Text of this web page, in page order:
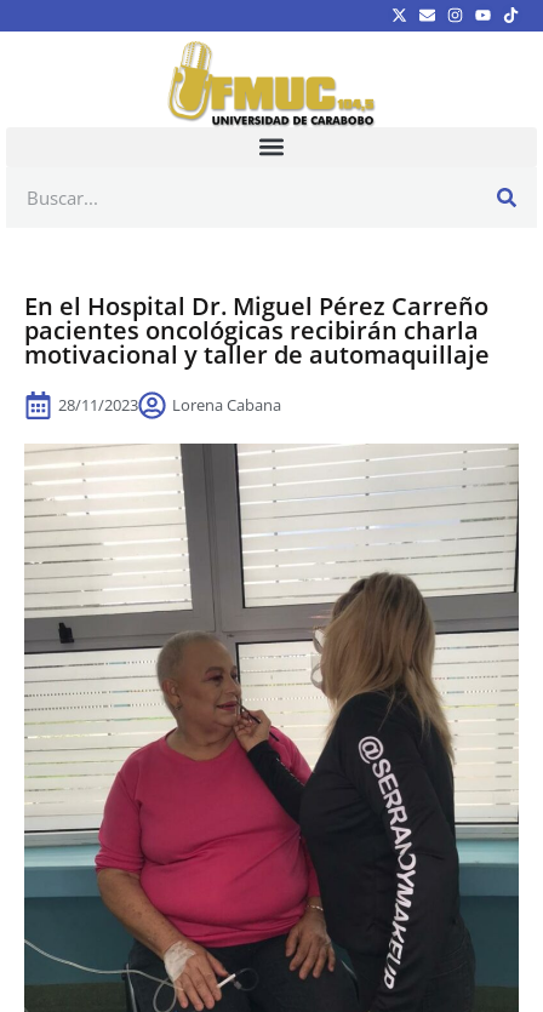
En el Hospital Dr. Miguel Pérez Carreño
pacientes oncológicas recibirán charla
motivacional y taller de automaquillaje
28/11/2023 Lorena Cabana